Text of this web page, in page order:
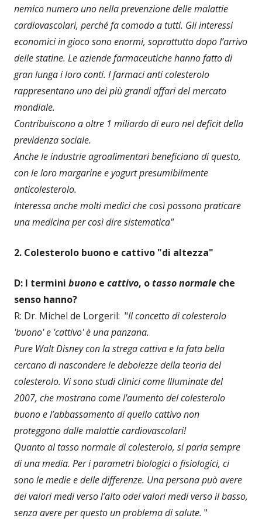
nemico numero uno nella prevenzione delle malattie
cardiovascolari, perché fa comodo a tutti. Gli interessi
economici in gioco sono enormi, soprattutto dopo l’arrivo
delle statine. Le aziende farmaceutiche hanno fatto di
gran lunga i loro conti. I farmaci anti colesterolo
rappresentano uno dei più grandi affari del mercato
mondiale.
Contribuiscono a oltre 1 miliardo di euro nel deficit della
previdenza sociale.
Anche le industrie agroalimentari beneficiano di questo,
con le loro margarine e yogurt presumibilmente
anticolesterolo.
Interessa anche molti medici che così possono praticare
una medicina per così dire sistematica"
2. Colesterolo buono e cattivo "di altezza"
D: I termini buono e cattivo, otasso normale che
senso hanno?
R: Dr. Michel de Lorgeril: "Il concetto di colesterolo
'buono' e 'cattivo' è una panzana.
Pure Walt Disney con la strega cattiva e la fata bella
cercano di nascondere le debolezze della teoria del
colesterolo. Vi sono studi clinici come Illuminate del
2007, che mostrano come l'aumento del colesterolo
buono e l’abbassamento di quello cattivo non
proteggono dalle malattie cardiovascolari!
Quanto al tasso normale di colesterolo, si parla sempre
di una media. Per i parametri biologici o fisiologici, ci
sono le medie e delle differenze. Una persona può avere
dei valori medi verso l’alto odei valori medi verso il basso,
senza avere per questo un problema di salute. "